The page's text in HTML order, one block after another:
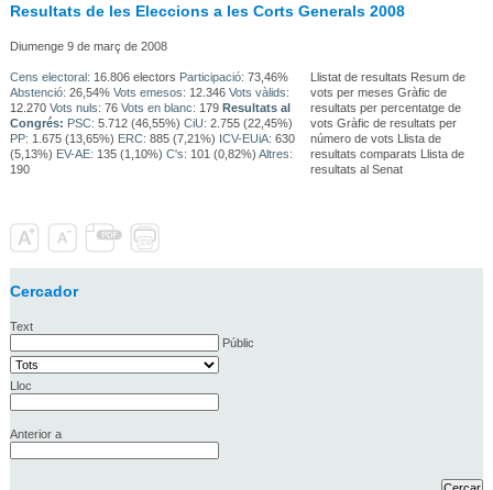
Resultats de les Eleccions a les Corts Generals 2008
Diumenge 9 de març de 2008
Cens electoral: 16.806 electors Participació: 73,46%
Abstenció: 26,54% Vots emesos: 12.346 Vots vàlids:
12.270 Vots nuls: 76 Vots en blanc: 179 Resultats al
Congrés: PSC: 5.712 (46,55%) CiU: 2.755 (22,45%)
PP: 1.675 (13,65%) ERC: 885 (7,21%) ICV-EUiA: 630
(5,13%) EV-AE: 135 (1,10%) C's: 101 (0,82%) Altres:
190
Llistat de resultats Resum de
vots per meses Gràfic de
resultats per percentatge de
vots Gràfic de resultats per
número de vots Llista de
resultats comparats Llista de
resultats al Senat
Cercador
Text
Públic
Lloc
Anterior a